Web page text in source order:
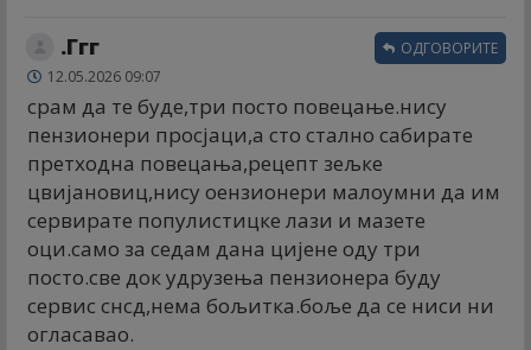
.Ггг
12.05.2026 09:07
срам да те буде,три посто повецање.нису
пензионери просјаци,а сто стално сабирате
претходна повецања,рецепт зељке
цвијановиц,нису оензионери малоумни да им
сервирате популистицке лази и мазете
оци.само за седам дана цијене оду три
посто.све док удрузења пензионера буду
сервис снсд,нема бољитка.боље да се ниси ни
огласавао.
ОДГОВОРИТЕ